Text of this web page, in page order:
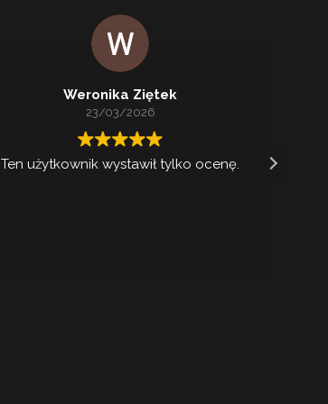
Weronika Ziętek
23/03/2026
Ten użytkownik wystawił tylko ocenę.